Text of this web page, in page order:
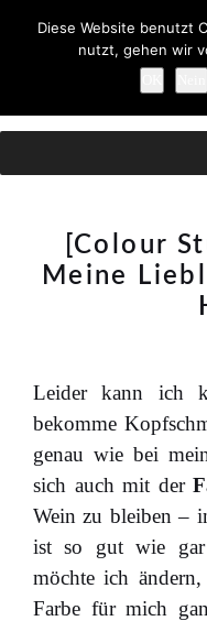
[Colour
Meine
Leider kann ich
bekomme
genau wie bei
sich auch mit der
Wein zu bleiben –
ist so gut wie gar
möchte ich
Farbe für mich
Diese Website benutzt
nutzt, gehen wir